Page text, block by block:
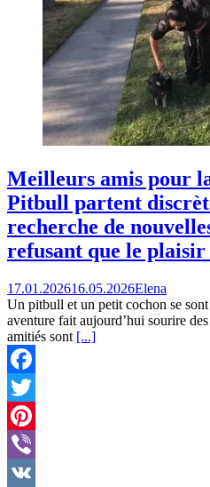
Meilleurs amis pour
Pitbull partent
recherche de
refusant que le plaisir
17.01.202616.05.2026Elena
Un pitbull et un petit cochon se
aventure fait aujourd’hui sourire
amitiés sont [...]
Facebook
Twitter
Pinterest
Viber